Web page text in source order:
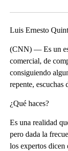
Luis Ernesto
(CNN) — Es un
comercial, de
consiguiendo
repente, escuchas
¿Qué haces?
Es una realidad
pero dada la
los expertos dicen